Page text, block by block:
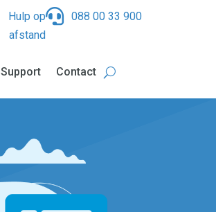
Hulp op
afstand
 088 00 33 900
Support Contact